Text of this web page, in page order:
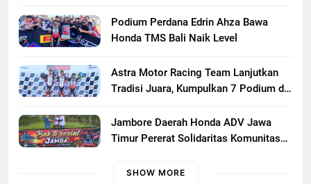
Persaudaraan Pecinta Motor Klasik
Honda
Podium Perdana Edrin Ahza Bawa
Honda TMS Bali Naik Level
Astra Motor Racing Team Lanjutkan
Tradisi Juara, Kumpulkan 7 Podium di
Jambore Daerah Honda ADV Jawa
Timur Pererat Solidaritas Komunitas
di Banyuwangi
SHOW MORE